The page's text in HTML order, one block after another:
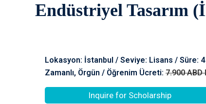
Endüstriyel Tasarım
Lokasyon: İstanbul / Seviye: Lisans / Süre:
Zamanlı, Örgün / Öğrenim Ücreti: 7.900 ABD
Inquire for Scholarship